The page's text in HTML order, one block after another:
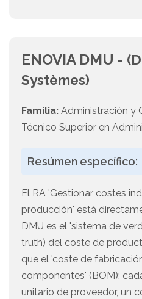
ENOVIA DMU -
Systèmes)
Familia: Administración y
Técnico Superior en
Resúmen específico:
El RA 'Gestionar costes
producción' está
DMU es el 'sistema de
truth) del coste de
que el 'coste de
componentes' (BOM):
unitario de proveedor, un